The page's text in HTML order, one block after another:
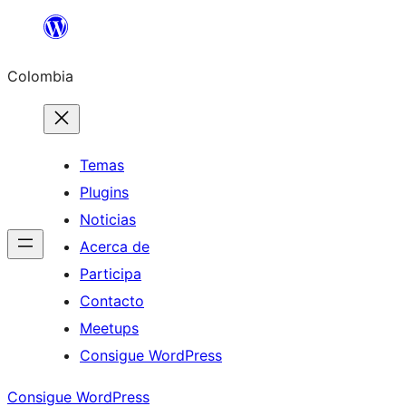
Saltar
contenido
Colombia
Temas
Plugins
Noticias
Acerca de
Participa
Contacto
Meetups
Consigue WordPress
Consigue WordPress